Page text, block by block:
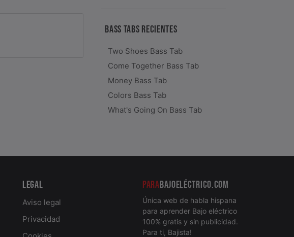
BASS TABS RECIENTES
Two Shoes Bass Tab
Come Together Bass Tab
Money Bass Tab
Colors Bass Tab
What's Going On Bass Tab
Legal
Aviso legal
Privacidad
PARABAJOELÉCTRICO.COM
Única web de habla hispana
para aprender Bajo eléctrico
100% gratis y sin publicidad.
Para ti, Bajista!